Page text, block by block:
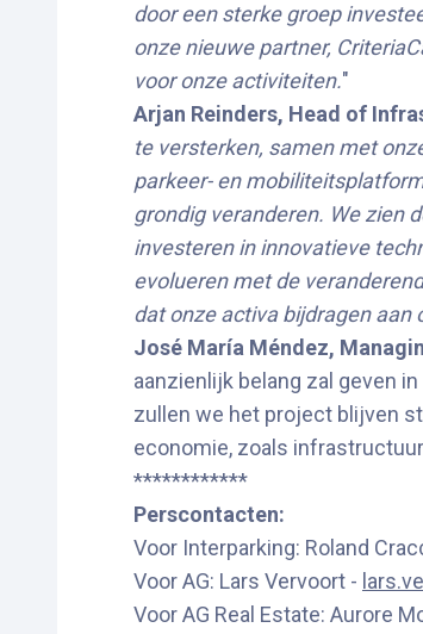
door een sterke groep
onze nieuwe partner,
voor onze activiteiten."
Arjan Reinders, Head of
te versterken, samen met
parkeer- en
grondig veranderen. We zien
investeren in innovatieve
evolueren met de
dat onze activa bijdragen aan
José María Méndez,
aanzienlijk belang zal geven
zullen we het project blijven
economie, zoals
************
Perscontacten:
Voor Interparking: Roland
Voor AG: Lars Vervoort -
Voor AG Real Estate: Aurore